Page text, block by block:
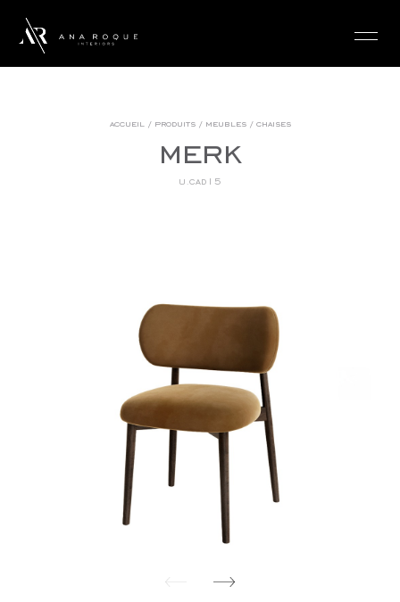
accueil/ produits/ meubles/ chaises
merk
u.cad15